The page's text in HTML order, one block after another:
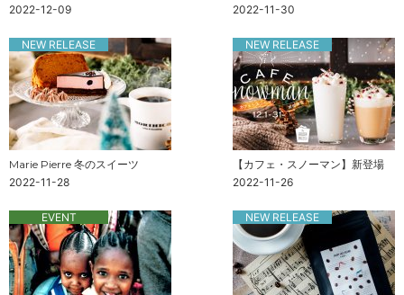
2022-12-09
2022-11-30
NEW RELEASE
Marie Pierre 冬のスイーツ
2022-11-28
NEW RELEASE
【カフェ・スノーマン】新登場
2022-11-26
EVENT NEW RELEASE